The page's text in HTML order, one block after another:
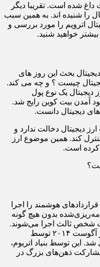
داغ شده است. تقریبا دیگر
را شنیده اند. به همین سبب
اترویم را مورد بررسی و
خواهید شنید.
بحث این روز های
چیست ؟ و چه می کند.
دیجیتال یک نوع پول
آمدن بیت کوین رایج شد.
دیجیتال دانست.
دیجیتال دخالت ندارد و
کند. همین موضوع ارز
کرده است.
هوشمند را اجرا
بدون هیچ گونه
شخص ثالث اجرا می‌شوند.
این پروژه از طریق پیش فروش اتر در آگوست ۲۰۱۴ توسط
این توسط بنیاد اتریوم،
ذهن‌های بزرگ در